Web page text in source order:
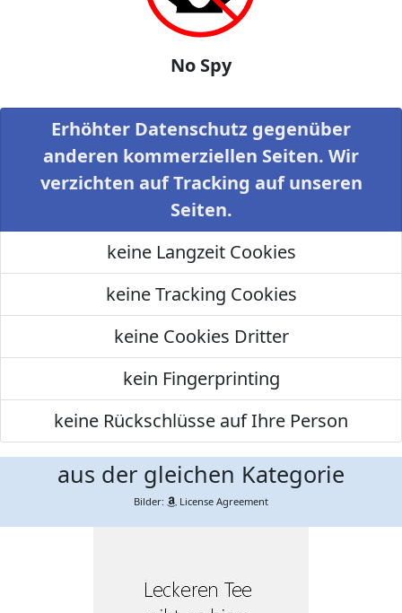
No Spy
Erhöhter Datenschutz gegenüber
anderen kommerziellen Seiten. Wir
verzichten auf Tracking auf unseren
Seiten.
keine Langzeit Cookies
keine Tracking Cookies
keine Cookies Dritter
kein Fingerprinting
keine Rückschlüsse auf Ihre Person
aus der gleichen Kategorie
Bilder: License Agreement